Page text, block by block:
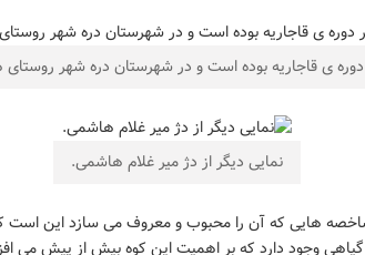
دوره ی قاجاریه بوده است و در شهرستان دره شهر روستای
نمایی دیگر از دژ میر غلام هاشمی.